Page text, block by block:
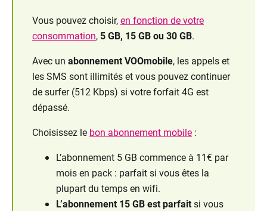
Vous pouvez choisir,en fonction de votre
consommation, 5 GB, 15 GB ou 30 GB.
Avec un abonnement VOOmobile, les appels et
les SMS sont illimités et vous pouvez continuer
de surfer (512 Kbps) si votre forfait 4G est
dépassé.
Choisissez le bon abonnement mobile:
L’abonnement 5 GB commence à 11€ par
mois en pack : parfait si vous êtes la
plupart du temps en wifi.
L’abonnement 15 GB est parfaitsi vous